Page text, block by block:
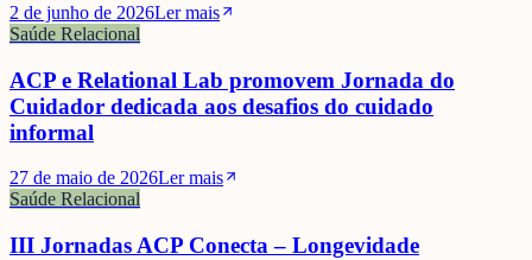
2 de junho de 2026Ler mais
Saúde Relacional
ACP e Relational Lab promovem Jornada do
Cuidador dedicada aos desafios do cuidado
informal
27 de maio de 2026Ler mais
Saúde Relacional
III Jornadas ACP Conecta – Longevidade